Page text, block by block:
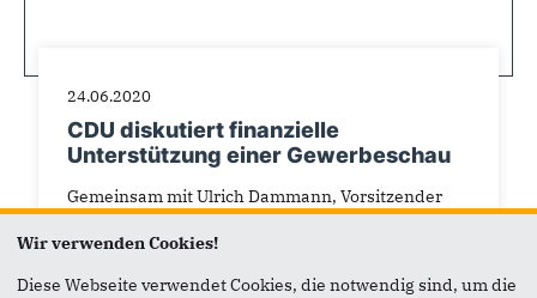
24.06.2020
CDU diskutiert finanzielle
Unterstützung einer Gewerbeschau
Gemeinsam mit Ulrich Dammann, Vorsitzender
der Gemeinschaft der Selbständigen und
Gewerbetreibenden Kirchlinteln, hat die CDU-
Wir verwenden Cookies!
Diese Webseite verwendet Cookies, die notwendig sind, um die